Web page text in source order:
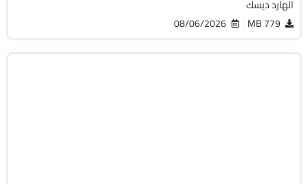
الهارد ديسك
779 MB
08/06/2026